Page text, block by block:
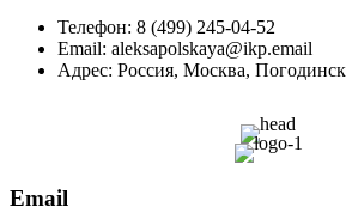
Телефон: 8 (499) 245-04-52
Email: aleksapolskaya@ikp.email
Адрес: Россия, Москва,
Email